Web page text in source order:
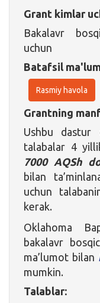
Grant kimlar
Bakalavr
uchun
Batafsil
Rasmiy havola
Grantning
Ushbu dastur
talabalar 4
7000 AQSh
bilan
uchun
kerak.
Oklahoma
bakalavr
ma’lumot bilan
mumkin.
Talablar: